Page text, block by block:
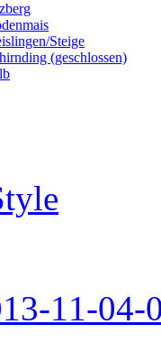
Steige
(geschlossen)